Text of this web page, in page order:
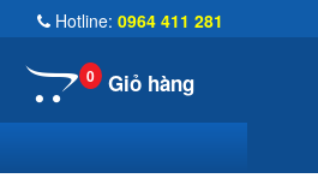
Hotline: 0964 411 281
0 Giỏ hàng